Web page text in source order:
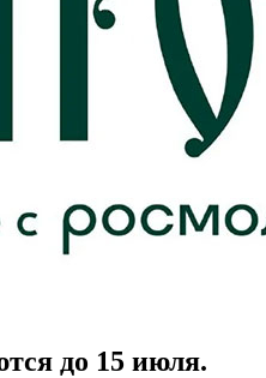
до 15 июля.